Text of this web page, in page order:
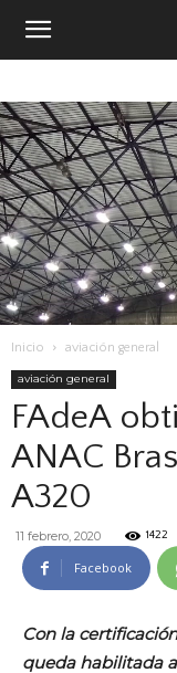
Inicio aviación general
aviación general
FAdeA
ANAC
A320
11 febrero, 2020 1422
Facebook
Con la
queda habilitada